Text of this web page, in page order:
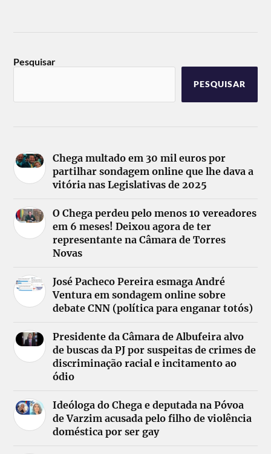
Pesquisar
PESQUISAR
Chega multado em 30 mil euros por
partilhar sondagem online que lhe dava a
vitória nas Legislativas de 2025
O Chega perdeu pelo menos 10 vereadores
em 6 meses! Deixou agora de ter
representante na Câmara de Torres
Novas
José Pacheco Pereira esmaga André
Ventura em sondagem online sobre
debate CNN (política para enganar totós)
Presidente da Câmara de Albufeira alvo
de buscas da PJ por suspeitas de crimes de
discriminação racial e incitamento ao
ódio
Ideóloga do Chega e deputada na Póvoa
de Varzim acusada pelo filho de violência
doméstica por ser gay